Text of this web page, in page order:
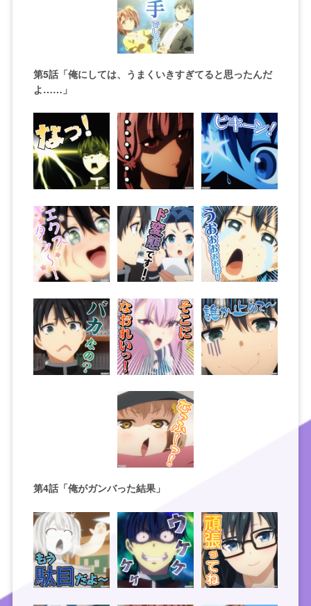
第5話「俺にしては、うまくいきすぎてると思ったんだ
よ……」
第4話「俺がガンバった結果」